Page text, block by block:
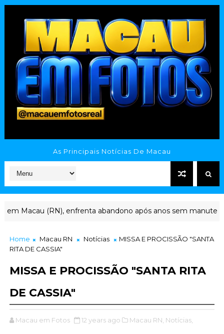
As Principais Notícias De Macau
enfrenta abandono após anos sem manutenção
Home Macau RN Notícias
MISSA E PROCISSÃO "SANTA
RITA DE CASSIA"
MISSA E PROCISSÃO "SANTA RITA
DE CASSIA"
Macau em Fotos 12 years ago Macau RN, Notícias,